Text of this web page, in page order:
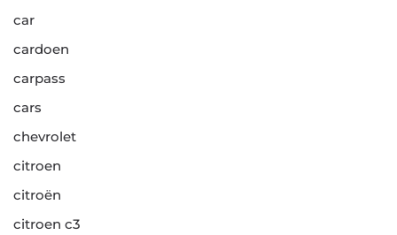
car
cardoen
carpass
cars
chevrolet
citroen
citroën
citroen c3